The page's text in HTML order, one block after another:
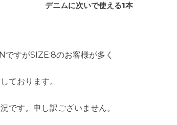
デニムに次いで使える1本
すがSIZE:8のお客様が多く
ております。
です。申し訳ございません。